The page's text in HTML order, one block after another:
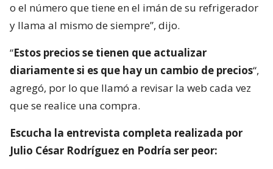
o el número que tiene en el imán de su refrigerador
y llama al mismo de siempre”, dijo.
“Estos precios se tienen que actualizar
diariamente si es que hay un cambio de precios“,
agregó, por lo que llamó a revisar la web cada vez
que se realice una compra.
Escucha la entrevista completa realizada por
Julio César Rodríguez en Podría ser peor: